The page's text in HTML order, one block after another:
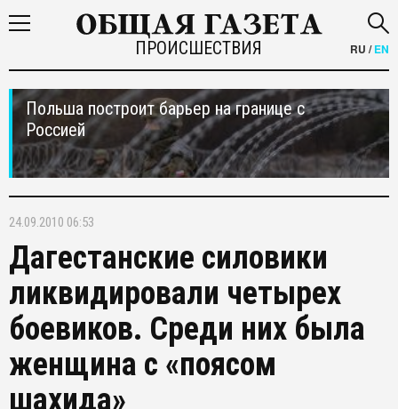
ПРОИСШЕСТВИЯ RU /EN
Польша построит барьер на границе с
Россией
24.09.2010 06:53
Дагестанские силовики
ликвидировали четырех
боевиков. Среди них была
женщина с «поясом
шахида»